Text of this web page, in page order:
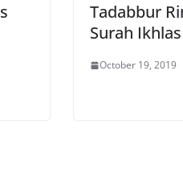
Tadabbur
Surah
October 19, 2019